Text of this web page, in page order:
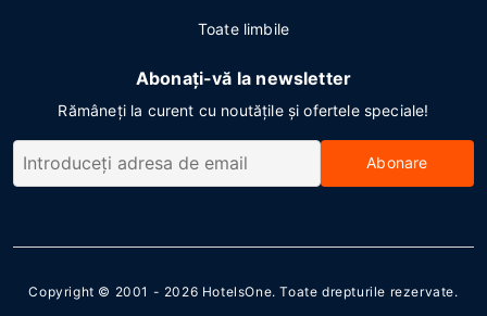
Toate limbile
Abonați-vă la newsletter
Rămâneți la curent cu noutățile și ofertele speciale!
Abonare
Copyright © 2001 - 2026 HotelsOne. Toate drepturile rezervate.